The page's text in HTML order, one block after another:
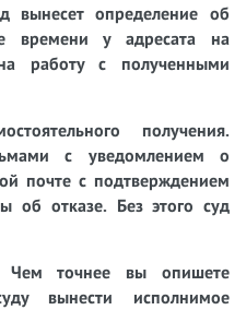
вынесет определение об
времени у адресата на
работу с полученными
получения.
с уведомлением о
почте с подтверждением
об отказе. Без этого суд
Чем точнее вы опишете
вынести исполнимое